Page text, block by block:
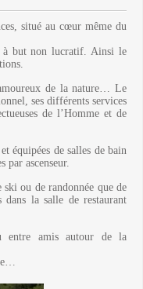
situé au cœur même du
à but non lucratif. Ainsi le
de la nature… Le
ses différents services
de l’Homme et de
équipées de salles de bain
par ascenseur.
ou de randonnée que de
dans la salle de restaurant
entre amis autour de la